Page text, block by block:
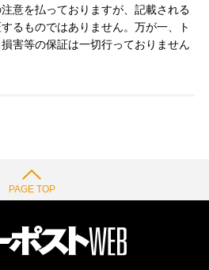
意を払っておりますが、記載される
るものではありません。万が一、ト
害等の保証は一切行っておりません
PAGE TOP